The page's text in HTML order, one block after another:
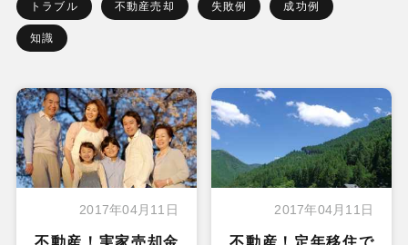
トラブル 不動産売却 失敗例 成功例
知識
2017年04月11日 2017年04月11日